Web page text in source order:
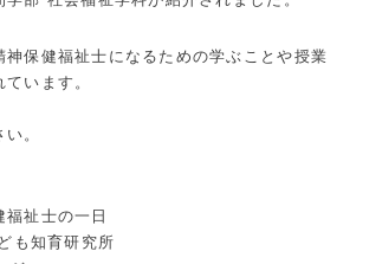
神保健福祉士になるための学ぶことや授業
います。
。
祉士の一日
も知育研究所